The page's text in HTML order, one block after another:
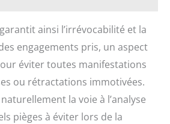
garantit ainsi l’irrévocabilité et la
engagements pris, un aspect
éviter toutes manifestations
ou rétractations immotivées.
la voie à l’analyse
pièges à éviter lors de la